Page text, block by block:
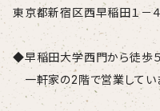
東京都新宿区西早稲田１－４
◆早稲田大学西門から徒歩５
一軒家の2階で営業してい